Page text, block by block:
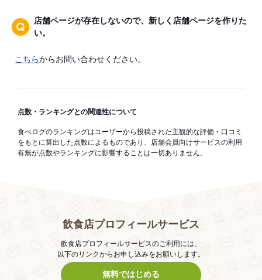
店舗ページが存在しないので、新しく店舗ページを作りた
い。
こちらからお問い合わせください。
点数・ランキングとの関連性について
食べログのランキングはユーザーから投稿された主観的な評価・口コミ
をもとに算出した点数によるものであり、店舗会員向けサービスの利用
有無が点数やランキングに影響することは一切ありません。
飲食店プロフィールサービス
飲食店プロフィールサービスのご利用には、
以下のリンクからお申し込みをお願いします。
無料ではじめる